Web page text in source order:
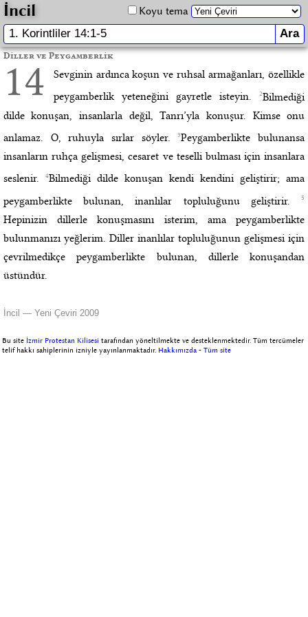
İncil Koyu tema
Diller ve Peygamberlik
14
Sevginin ardınca koşun ve ruhsal armağanları, özellikle
peygamberlik yeteneğini gayretle isteyin.2Bilmediği
dilde konuşan, insanlarla değil, Tanrı’yla konuşur. Kimse onu
anlamaz. O, ruhuyla sırlar söyler.3Peygamberlikte bulunansa
insanların ruhça gelişmesi, cesaret ve teselli bulması için insanlara
seslenir.
4Bilmediği dilde konuşan kendi kendini geliştirir; ama
peygamberlikte bulunan, inanlılar topluluğunu geliştirir.5
Hepinizin dillerle konuşmasını isterim, ama peygamberlikte
bulunmanızı yeğlerim. Diller inanlılar topluluğunun gelişmesi için
çevrilmedikçe peygamberlikte bulunan, dillerle konuşandan
üstündür.
İncil — Yeni Çeviri 2009
Bu site İzmir Protestan Kilisesi tarafından yöneltilmekte ve desteklenmektedir. Tüm tercümeler
telif hakkı sahiplerinin izniyle yayınlanmaktadır. Hakkımızda -Tüm site